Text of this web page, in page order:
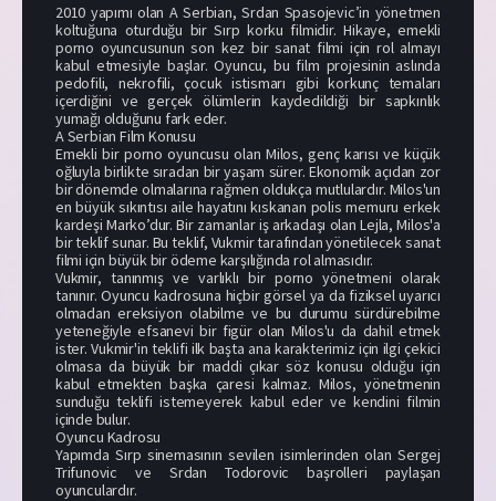
2010 yapımı olan A Serbian, Srdan Spasojevic’in yönetmen
koltuğuna oturduğu bir Sırp korku filmidir. Hikaye, emekli
porno oyuncusunun son kez bir sanat filmi için rol almayı
kabul etmesiyle başlar. Oyuncu, bu film projesinin aslında
pedofili, nekrofili, çocuk istismarı gibi korkunç temaları
içerdiğini ve gerçek ölümlerin kaydedildiği bir sapkınlık
yumağı olduğunu fark eder.
A Serbian Film Konusu
Emekli bir porno oyuncusu olan Milos, genç karısı ve küçük
oğluyla birlikte sıradan bir yaşam sürer. Ekonomik açıdan zor
bir dönemde olmalarına rağmen oldukça mutlulardır. Milos'un
en büyük sıkıntısı aile hayatını kıskanan polis memuru erkek
kardeşi Marko’dur. Bir zamanlar iş arkadaşı olan Lejla, Milos'a
bir teklif sunar. Bu teklif, Vukmir tarafından yönetilecek sanat
filmi için büyük bir ödeme karşılığında rol almasıdır.
Vukmir, tanınmış ve varlıklı bir porno yönetmeni olarak
tanınır. Oyuncu kadrosuna hiçbir görsel ya da fiziksel uyarıcı
olmadan ereksiyon olabilme ve bu durumu sürdürebilme
yeteneğiyle efsanevi bir figür olan Milos'u da dahil etmek
ister. Vukmir'in teklifi ilk başta ana karakterimiz için ilgi çekici
olmasa da büyük bir maddi çıkar söz konusu olduğu için
kabul etmekten başka çaresi kalmaz. Milos, yönetmenin
sunduğu teklifi istemeyerek kabul eder ve kendini filmin
içinde bulur.
Oyuncu Kadrosu
Yapımda Sırp sinemasının sevilen isimlerinden olan Sergej
Trifunovic ve Srdan Todorovic başrolleri paylaşan
oyunculardır.